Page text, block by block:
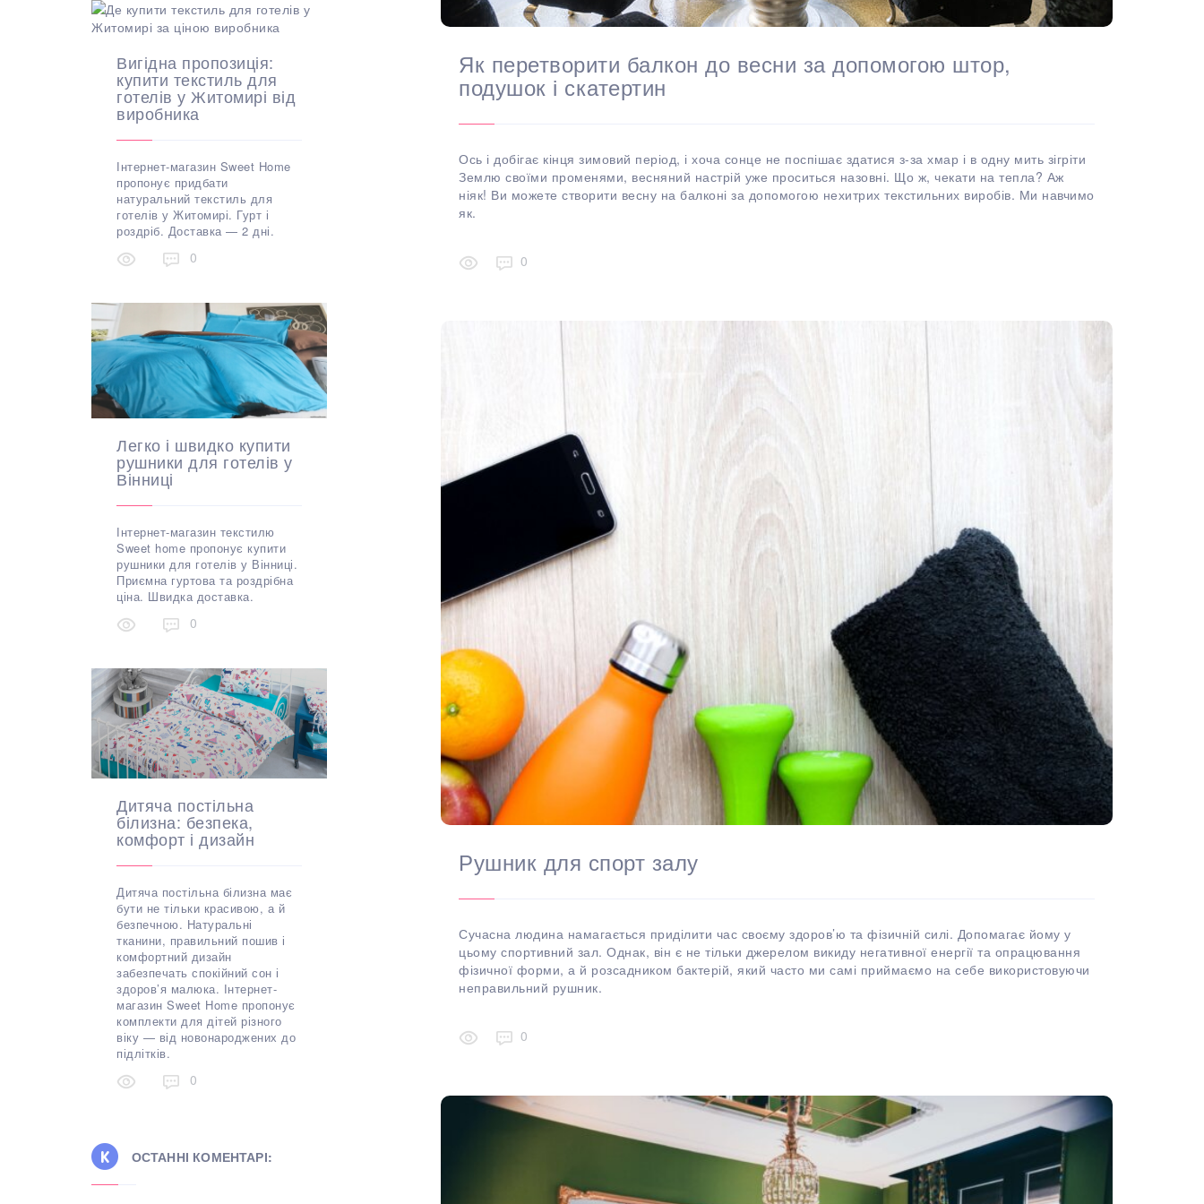
Як перетворити балкон до весни за допомогою штор,
подушок і скатертин
Ось і добігає кінця зимовий період, і хоча сонце не поспішає здатися з-за хмар і в одну мить зігріти
Землю своїми променями, весняний настрій уже проситься назовні. Що ж, чекати на тепла? Аж
ніяк! Ви можете створити весну на балконі за допомогою нехитрих текстильних виробів. Ми навчимо
як.
0
Рушник для спорт залу
Сучасна людина намагається приділити час своєму здоров’ю та фізичній силі. Допомагає йому у
цьому спортивний зал. Однак, він є не тільки джерелом викиду негативної енергії та опрацювання
фізичної форми, а й розсадником бактерій, який часто ми самі приймаємо на себе використовуючи
неправильний рушник.
0
Вигідна пропозиція:
купити текстиль для
готелів у Житомирі від
виробника
Інтернет-магазин Sweet Home
пропонує придбати
натуральний текстиль для
готелів у Житомирі. Гурт і
роздріб. Доставка — 2 дні.
0
Легко і швидко купити
рушники для готелів у
Вінниці
Інтернет-магазин текстилю
Sweet home пропонує купити
рушники для готелів у Вінниці.
Приємна гуртова та роздрібна
ціна. Швидка доставка.
0
Дитяча постільна
білизна: безпека,
комфорт і дизайн
Дитяча постільна білизна має
бути не тільки красивою, а й
безпечною. Натуральні
тканини, правильний пошив і
комфортний дизайн
забезпечать спокійний сон і
здоров’я малюка. Інтернет-
магазин Sweet Home пропонує
комплекти для дітей різного
віку — від новонароджених до
підлітків.
0
ОСТАННІ КОМЕНТАРІ: